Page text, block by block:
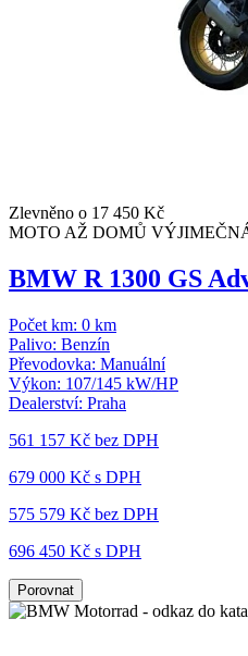
Zlevněno o 17 450 Kč
MOTO AŽ DOMŮ
BMW R 1300 GS
Počet km: 0 km
Palivo: Benzín
Převodovka: Manuální
Výkon: 107/145 kW/HP
Dealerství: Praha
561 157 Kč bez DPH
679 000 Kč s DPH
575 579 Kč bez DPH
696 450 Kč s DPH
Porovnat